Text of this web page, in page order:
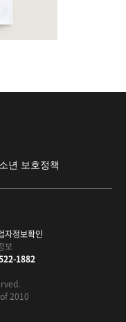
년 보호정책
자정보확인
보
1882
2010